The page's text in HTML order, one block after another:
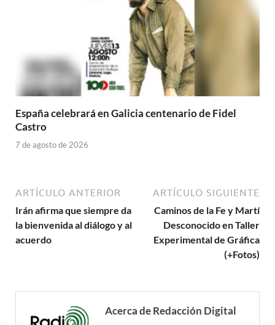
España celebrará en Galicia centenario de Fidel
Castro
7 de agosto de 2026
ARTÍCULO ANTERIOR
Irán afirma que siempre da
la bienvenida al diálogo y al
acuerdo
ARTÍCULO SIGUIENTE
Caminos de la Fe y Martí
Desconocido en Taller
Experimental de Gráfica
(+Fotos)
Acerca de Redacción Digital